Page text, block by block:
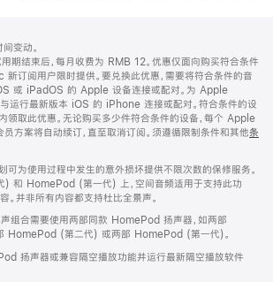
变动。
期结束后，每月收费为 RMB 12。优惠仅面向购买符合条件
订阅用户限时提供。要兑换此优惠，需要将符合条件的音
或 iPadOS 的 Apple 设备连接或配对。为 Apple
运行最新版本 iOS 的 iPhone 连接或配对。符合条件的设
领取此优惠。无论购买多少件符合条件的设备，每个 Apple
员方案将自动续订，直至取消订阅。须遵循限制条件和其他条
为使用过程中发生的意外损坏提供不限次数的保修服务。
和 HomePod (第一代) 上，空间音频适用于支持此功
并非所有内容都支持杜比全景声。
组合需要使用两部同款 HomePod 扬声器，如两部
HomePod (第二代) 或两部 HomePod (第一代)。
扬声器或兼容隔空播放功能并运行最新隔空播放软件